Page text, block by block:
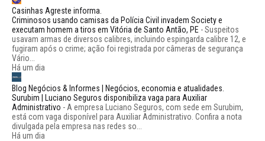
Casinhas Agreste informa.
Criminosos usando camisas da Polícia Civil invadem Society e
executam homem a tiros em Vitória de Santo Antão, PE -Suspeitos
usavam armas de diversos calibres, incluindo espingarda calibre 12, e
fugiram após o crime; ação foi registrada por câmeras de segurança
Vário...
Há um dia
Blog Negócios & Informes | Negócios, economia e atualidades.
Surubim | Luciano Seguros disponibiliza vaga para Auxiliar
Administrativo - A empresa Luciano Seguros, com sede em Surubim,
está com vaga disponível para Auxiliar Administrativo. Confira a nota
divulgada pela empresa nas redes so...
Há um dia